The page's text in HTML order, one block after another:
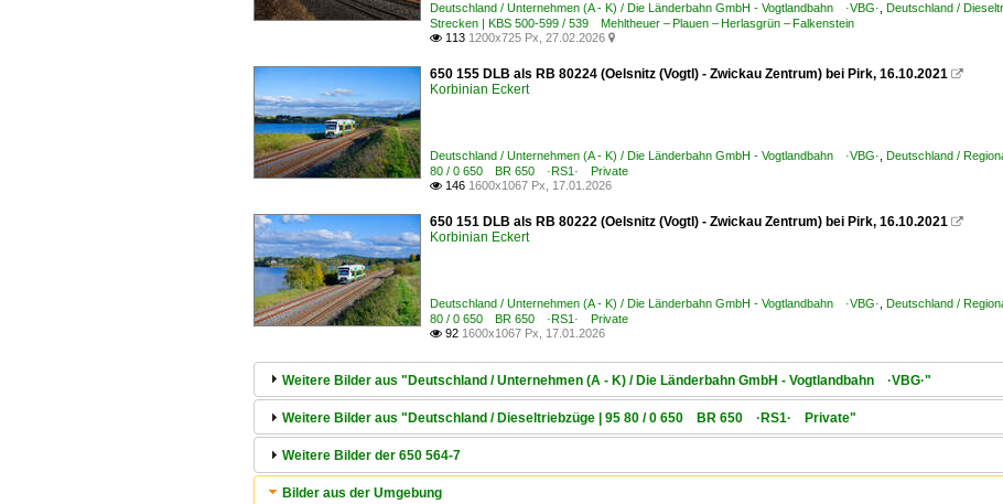
Deutschland / Unternehmen (A - K) / Die Länderbahn GmbH - Vogtlandbahn ·VBG· Deutschland /
Strecken | KBS 500-599 / 539 Mehltheuer – Plauen – Herlasgrün – Falkenstein
 113 1200x725 Px, 27.02.2026 
650 155 DLB als RB 80224 (Oelsnitz (Vogtl) - Zwickau Zentrum) bei Pirk, 16.10.2021 
Korbinian Eckert
Deutschland / Unternehmen (A - K) / Die Länderbahn GmbH - Vogtlandbahn ·VBG· Deutschland /
80 / 0 650 BR 650 ·RS1· Private
 146 1600x1067 Px, 17.01.2026
650 151 DLB als RB 80222 (Oelsnitz (Vogtl) - Zwickau Zentrum) bei Pirk, 16.10.2021 
Korbinian Eckert
Deutschland / Unternehmen (A - K) / Die Länderbahn GmbH - Vogtlandbahn ·VBG· Deutschland /
80 / 0 650 BR 650 ·RS1· Private
 92 1600x1067 Px, 17.01.2026
Weitere Bilder aus "Deutschland / Unternehmen (A - K) / Die Länderbahn GmbH - Vogtlandbahn ·VBG·"
Weitere Bilder aus "Deutschland / Dieseltriebzüge | 95 80 / 0 650 BR 650 ·RS1· Private"
Weitere Bilder der 650 564-7
Bilder aus der Umgebung